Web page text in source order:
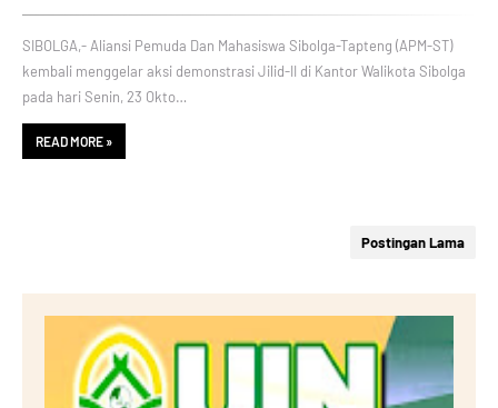
SIBOLGA,- Aliansi Pemuda Dan Mahasiswa Sibolga-Tapteng (APM-ST)
kembali menggelar aksi demonstrasi Jilid-II di Kantor Walikota Sibolga
pada hari Senin, 23 Okto…
READ MORE »
Postingan Lama